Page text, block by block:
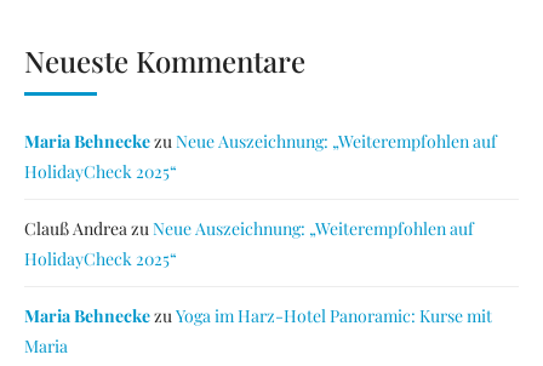
Neueste Kommentare
Maria BehneckezuNeue Auszeichnung: „Weiterempfohlen auf
HolidayCheck 2025“
Clauß AndreazuNeue Auszeichnung: „Weiterempfohlen auf
HolidayCheck 2025“
Maria BehneckezuYoga im Harz-Hotel Panoramic: Kurse mit
Maria